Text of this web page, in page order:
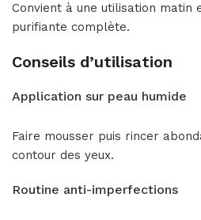
Convient à une utilisation matin
purifiante complète.
Conseils d’utilisation
Application sur peau humide
Faire mousser puis rincer
contour des yeux.
Routine anti-imperfections